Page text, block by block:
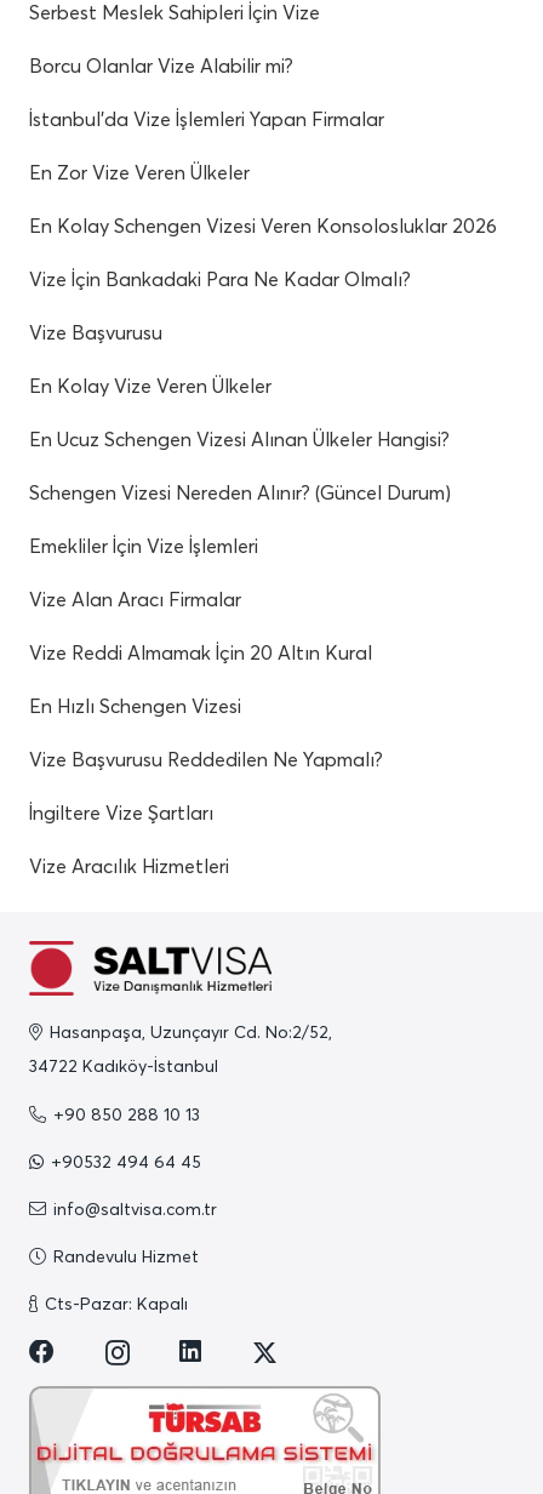
Serbest Meslek Sahipleri İçin Vize
Borcu Olanlar Vize Alabilir mi?
İstanbul’da Vize İşlemleri Yapan Firmalar
En Zor Vize Veren Ülkeler
En Kolay Schengen Vizesi Veren Konsolosluklar 2026
Vize İçin Bankadaki Para Ne Kadar Olmalı?
Vize Başvurusu
En Kolay Vize Veren Ülkeler
En Ucuz Schengen Vizesi Alınan Ülkeler Hangisi?
Schengen Vizesi Nereden Alınır? (Güncel Durum)
Emekliler İçin Vize İşlemleri
Vize Alan Aracı Firmalar
Vize Reddi Almamak İçin 20 Altın Kural
En Hızlı Schengen Vizesi
Vize Başvurusu Reddedilen Ne Yapmalı?
İngiltere Vize Şartları
Vize Aracılık Hizmetleri
Hasanpaşa, Uzunçayır Cd. No:2/52,
34722 Kadıköy-İstanbul
+90 850 288 10 13
+90532 494 64 45
info@saltvisa.com.tr
Randevulu Hizmet
Cts-Pazar: Kapalı